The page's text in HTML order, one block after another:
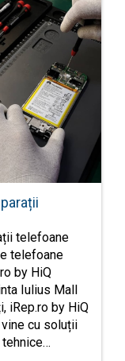
telefoane
telefoane
by HiQ
Iulius Mall
iRep.ro by HiQ
cu soluții